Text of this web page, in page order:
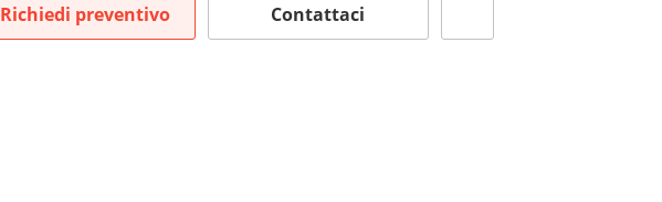
Richiedi preventivo Contattaci